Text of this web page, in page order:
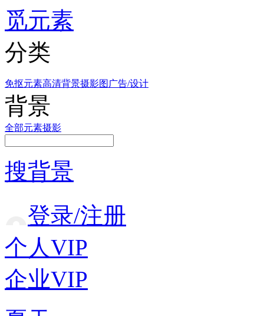
觅元素
分类
免抠元素高清背景摄影图 广告/设计
背景
全部元素摄影
搜背景
登录/注册
个人VIP
企业VIP